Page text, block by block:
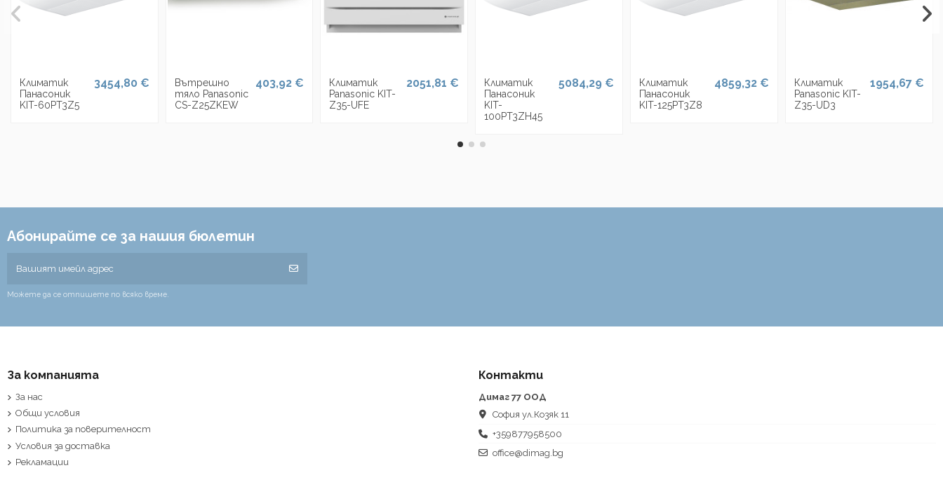
Климатик
Панасоник
KIT-60PT3Z5
3454,80 €
Вътрешно
тяло Panasonic
CS-Z25ZKEW
403,92 €
Климатик
Panasonic KIT-
Z35-UFE
2051,81 €
Климатик
Панасоник
KIT-
100PT3ZH45
5084,29 €
Климатик
Панасоник
KIT-125PT3Z8
4859,32 €
Климатик
Panasonic KIT-
Z35-UD3
1954,67 €
Абонирайте се за нашия бюлетин
Можете да се отпишете по всяко време.
За компанията
За нас
Общи условия
Политика за поверителност
Условия за доставка
Рекламации
Контакти
Димаг 77 ООД
София ул.Козяк 11
+359877958500
office@dimag.bg